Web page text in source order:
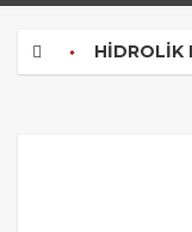
HIDROLIK